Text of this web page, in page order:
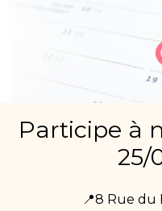
Participe à
25/
📍8 Rue du